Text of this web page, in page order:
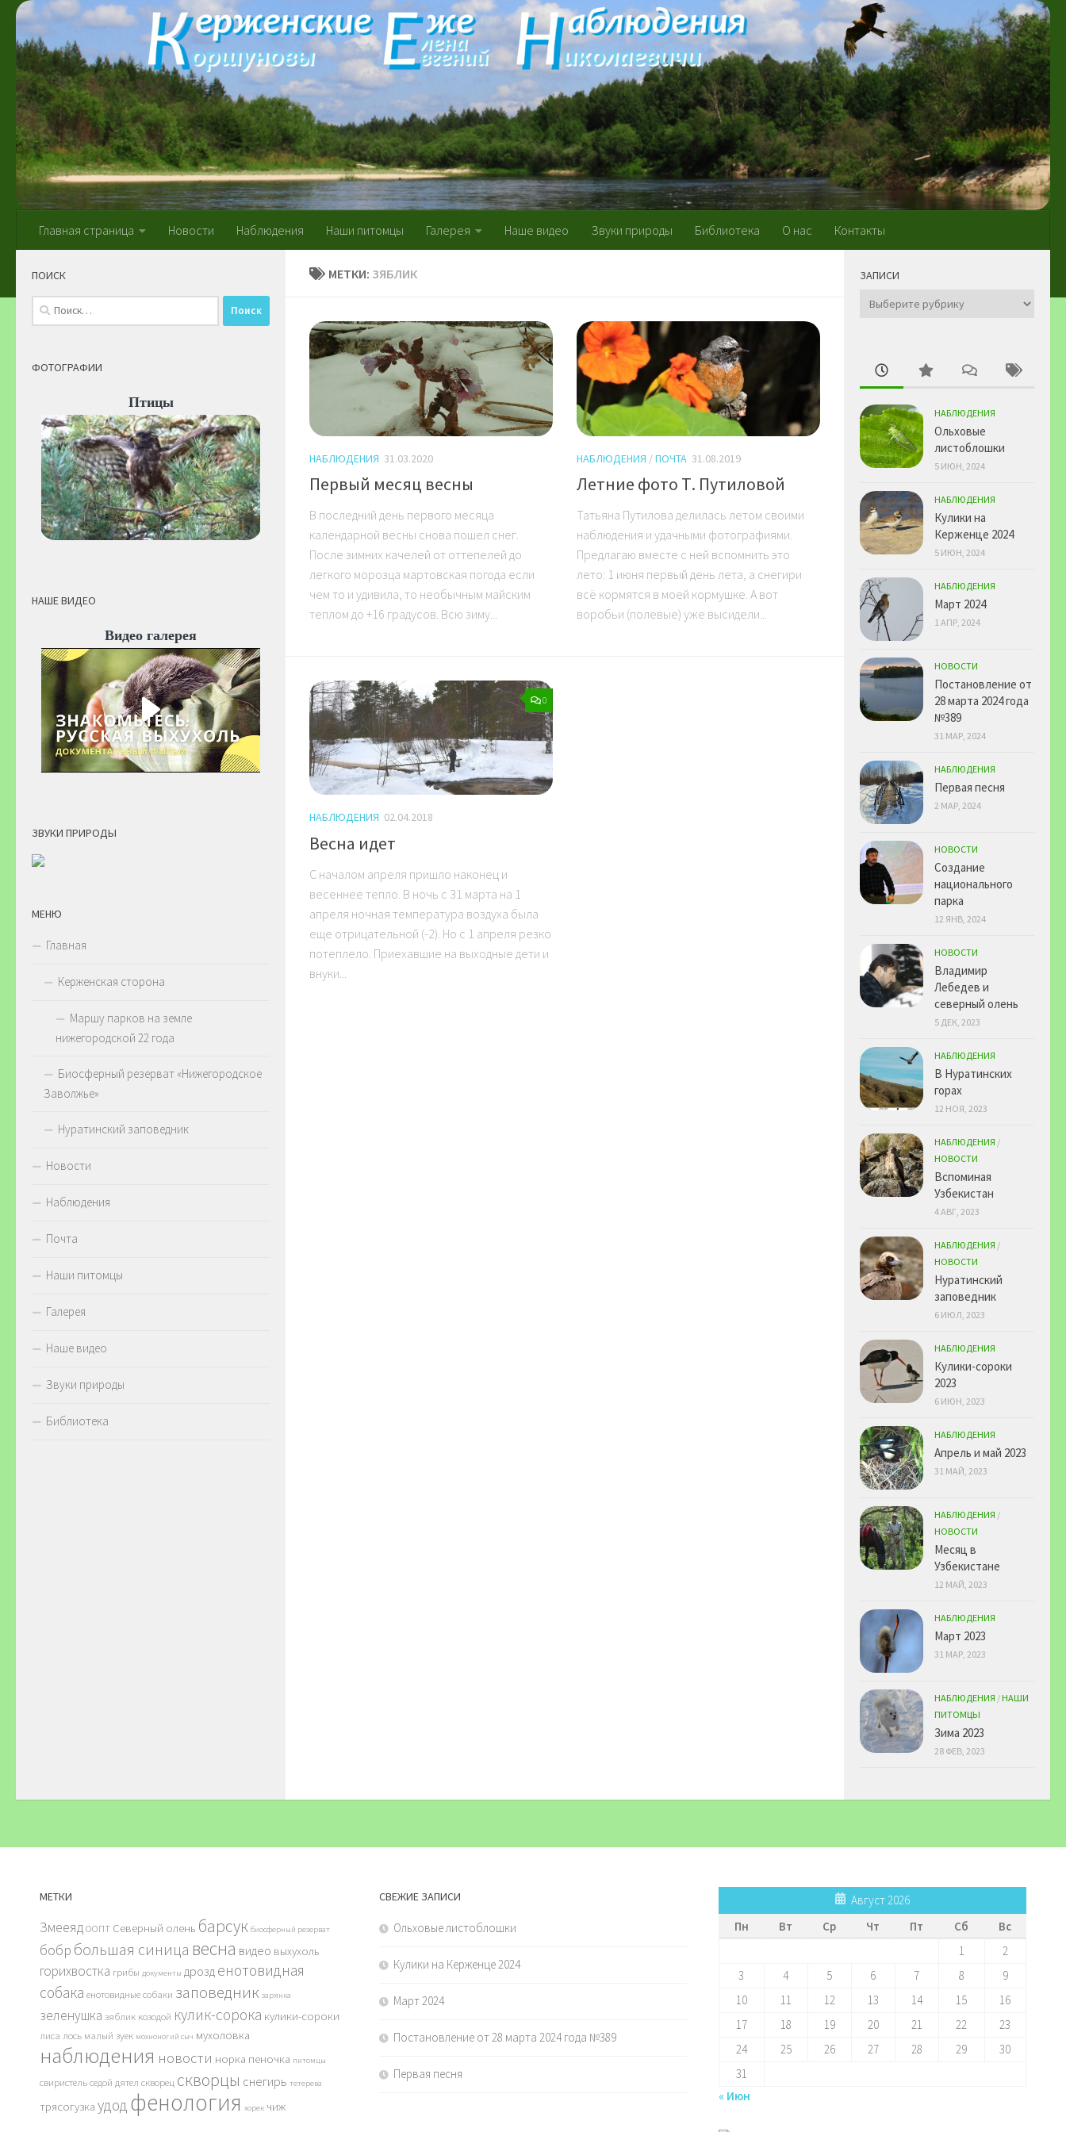
Skip to content
Главная страница Новости Наблюдения Наши питомцы Галерея Наше видео Звуки природы Библиотека О нас Контакты
МЕТКИ: ЗЯБЛИК
НАБЛЮДЕНИЯ 31.03.2020
Первый месяц весны
В последний день первого месяца
календарной весны снова пошел снег.
После зимних качелей от оттепелей до
легкого морозца мартовская погода если
чем то и удивила, то необычным майским
теплом до +16 градусов. Всю зиму...
НАБЛЮДЕНИЯ /ПОЧТА 31.08.2019
Летние фото Т. Путиловой
Татьяна Путилова делилась летом своими
наблюдения и удачными фотографиями.
Предлагаю вместе с ней вспомнить это
лето: 1 июня первый день лета, а снегири
всё кормятся в моей кормушке. А вот
воробьи (полевые) уже высидели...
0
НАБЛЮДЕНИЯ 02.04.2018
Весна идет
С началом апреля пришло наконец и
весеннее тепло. В ночь с 31 марта на 1
апреля ночная температура воздуха была
еще отрицательной (-2). Но с 1 апреля резко
потеплело. Приехавшие на выходные дети и
внуки...
ПОИСК
Найти:
ФОТОГРАФИИ
Птицы
НАШЕ ВИДЕО
Видео галерея
ЗВУКИ ПРИРОДЫ
МЕНЮ
Главная
Керженская сторона
Маршу парков на земле
нижегородской 22 года
Биосферный резерват «Нижегородское
Заволжье»
Нуратинский заповедник
Новости
Наблюдения
Почта
Наши питомцы
Галерея
Наше видео
Звуки природы
Библиотека
ЗАПИСИ
Записи
НАБЛЮДЕНИЯ
Ольховые
листоблошки
5 ИЮН, 2024
НАБЛЮДЕНИЯ
Кулики на
Керженце 2024
5 ИЮН, 2024
НАБЛЮДЕНИЯ
Март 2024
1 АПР, 2024
НОВОСТИ
Постановление от
28 марта 2024 года
№389
31 МАР, 2024
НАБЛЮДЕНИЯ
Первая песня
2 МАР, 2024
НОВОСТИ
Создание
национального
парка
12 ЯНВ, 2024
НОВОСТИ
Владимир
Лебедев и
северный олень
5 ДЕК, 2023
НАБЛЮДЕНИЯ
В Нуратинских
горах
12 НОЯ, 2023
НАБЛЮДЕНИЯ /
НОВОСТИ
Вспоминая
Узбекистан
4 АВГ, 2023
НАБЛЮДЕНИЯ /
НОВОСТИ
Нуратинский
заповедник
6 ИЮЛ, 2023
НАБЛЮДЕНИЯ
Кулики-сороки
2023
6 ИЮН, 2023
НАБЛЮДЕНИЯ
Апрель и май 2023
31 МАЙ, 2023
НАБЛЮДЕНИЯ /
НОВОСТИ
Месяц в
Узбекистане
12 МАЙ, 2023
НАБЛЮДЕНИЯ
Март 2023
31 МАР, 2023
НАБЛЮДЕНИЯ /НАШИ
ПИТОМЦЫ
Зима 2023
28 ФЕВ, 2023
МЕТКИ
ЗмееядООПТ Северный олень барсук биосферный резерват
бобр большая синица весна видео выхухоль
горихвостка грибы документы дрозд енотовидная
собака енотовидные собаки заповедник зарянка
зеленушка зяблик козодой кулик-сорока кулики-сороки
лиса лось малый зуек мохноногий сыч мухоловка
наблюдения новости норка пеночка питомцы
свиристельседой дятел скворец скворцы снегирь тетерева
трясогузка удод фенология хорек чиж
СВЕЖИЕ ЗАПИСИ
Ольховые листоблошки
Кулики на Керженце 2024
Март 2024
Постановление от 28 марта 2024 года №389
Первая песня
Август 2026
Пн
Вт Ср Чт Пт Сб
Вс
1
2
3
4 5 6 7 8
9
10
11 12 13 14 15
16
17
18 19 20 21 22
23
24
25 26 27 28 29
30
31
« Июн